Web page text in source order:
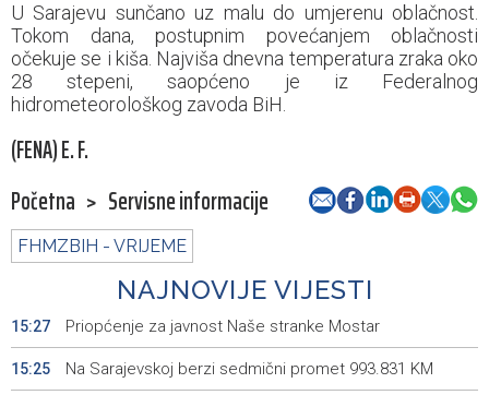
U Sarajevu sunčano uz malu do umjerenu oblačnost.
Tokom dana, postupnim povećanjem oblačnosti
očekuje se i kiša. Najviša dnevna temperatura zraka oko
28 stepeni, saopćeno je iz Federalnog
hidrometeorološkog zavoda BiH.
(FENA) E. F.
Početna > Servisne informacije
FHMZBIH - VRIJEME
NAJNOVIJE VIJESTI
15:27 Priopćenje za javnost Naše stranke Mostar
15:25 Na Sarajevskoj berzi sedmični promet 993.831 KM